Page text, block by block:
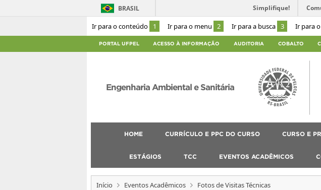
Ir para o conteúdo 1 Ir para o menu 2 Ir para a busca 3 Ir para
BRASIL Simplifique!
PORTAL UFPEL ACESSO À INFORMAÇÃO AUDITORIA COBALTO
Engenharia Ambiental e Sanitária
HOME CURRÍCULO E PPC DO CURSO CURSO E
ESTÁGIOS TCC EVENTOS ACADÊMICOS
Início Eventos Acadêmicos Fotos de Visitas Técnicas